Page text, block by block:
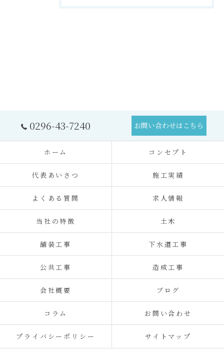
0296-43-7240 お問い合わせはこちら
ホーム コンセプト
代表あいさつ 施工実績
よくある質問 求人情報
当社の特徴 土木
舗装工事 下水道工事
公共工事 造成工事
会社概要 ブログ
コラム お問い合わせ
プライバシーポリシー サイトマップ